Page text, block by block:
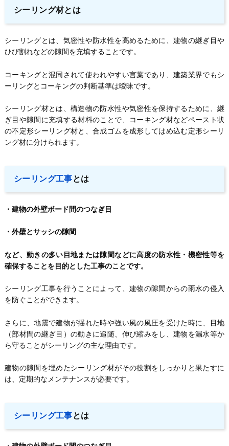
シーリング材とは
シーリングとは、気密性や防水性を高めるために、建物の継ぎ目や
ひび割れなどの隙間を充填することです。
コーキングと混同されて使われやすい言葉であり、建築業界でもシ
ーリングとコーキングの判断基準は曖昧です。
シーリング材とは、構造物の防水性や気密性を保持するために、継
ぎ目や隙間に充填する材料のことで、コーキング材などペースト状
の不定形シーリング材と、合成ゴムを成形してはめ込む定形シーリ
ング材に分けられます。
シーリング工事とは
・建物の外壁ボード間のつなぎ目
・外壁とサッシの隙間
など、動きの多い目地または隙間などに高度の防水性・機密性等を
確保することを目的とした工事のことです。
シーリング工事を行うことによって、建物の隙間からの雨水の侵入
を防ぐことができます。
さらに、地震で建物が揺れた時や強い風の風圧を受けた時に、目地
（部材間の継ぎ目）の動きに追随、伸び縮みをし、建物を漏水等か
ら守ることがシーリングの主な理由です。
建物の隙間を埋めたシーリング材がその役割をしっかりと果たすに
は、定期的なメンテナンスが必要です。
シーリング工事とは